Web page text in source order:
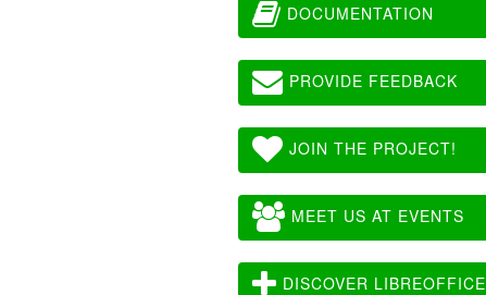
DOCUMENTATION
PROVIDE FEEDBACK
JOIN THE PROJECT!
MEET US AT EVENTS
DISCOVER LIBREOFFICE